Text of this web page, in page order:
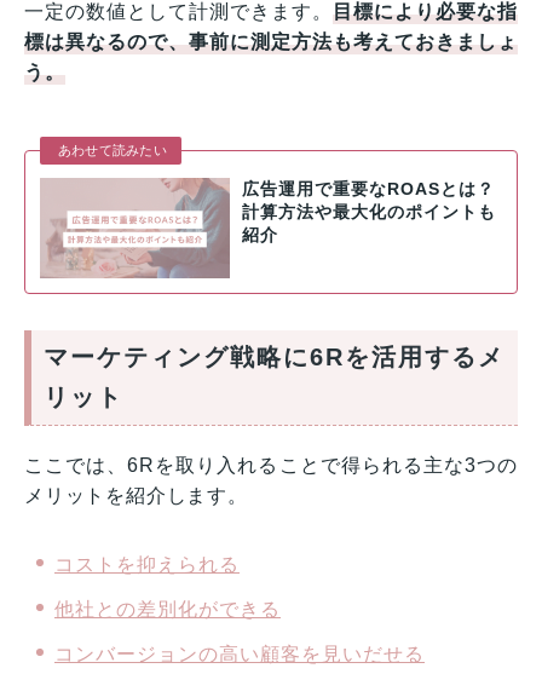
一定の数値として計測できます。目標により必要な指
標は異なるので、事前に測定方法も考えておきましょ
う。
あわせて読みたい
広告運用で重要なROASとは？
計算方法や最大化のポイントも
紹介
マーケティング戦略に6Rを活用するメ
リット
ここでは、6Rを取り入れることで得られる主な3つの
メリットを紹介します。
コストを抑えられる
他社との差別化ができる
コンバージョンの高い顧客を見いだせる